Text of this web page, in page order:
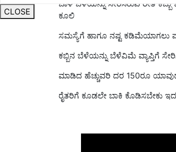
CLOSE
ಬಾಳೆ ಬೆಳೆಯನ್ನು ಸೇರಿಸಿರುವ ರೀತಿ
ಕೂಲಿ
ಸಮಸ್ಯೆಗೆ ಹಾಗೂ ನಷ್ಟ ಕಡಿಮೆಯಾಗಲು
ಕಬ್ಬಿನ ಬೆಳೆಯನ್ನು ಬೆಳೆವಿಮೆ ವ್ಯಾಪ್ತಿಗೆ
ಮಾಡಿದ ಹೆಚ್ಚುವರಿ ದರ 150ರೂ
ರೈತರಿಗೆ ಕೂಡಲೇ ಬಾಕಿ ಕೊಡಿಸಬೇಕು